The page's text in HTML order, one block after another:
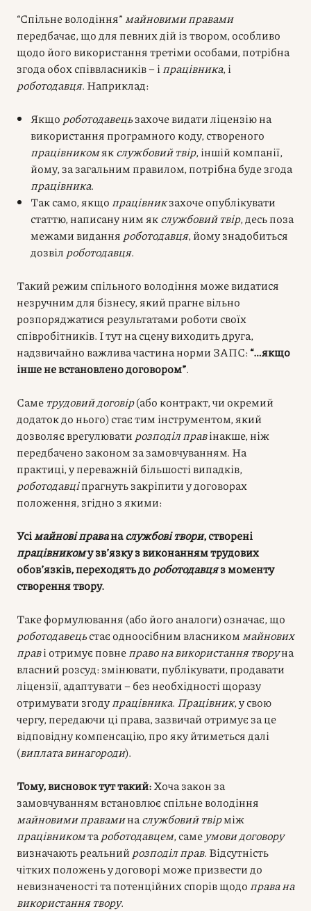
“Спільне володіння” майновими правами
передбачає, що для певних дій із твором, особливо
щодо його використання третіми особами, потрібна
згода обох співвласників – і працівника, і
роботодавця. Наприклад:
Якщо роботодавецьзахоче видати ліцензію на
використання програмного коду, створеного
працівникомякслужбовий твір, іншій компанії,
йому, за загальним правилом, потрібна буде згода
працівника.
Так само, якщо працівникзахоче опублікувати
статтю, написану ним якслужбовий твір, десь поза
межами видання роботодавця, йому знадобиться
дозвіл роботодавця.
Такий режим спільного володіння може видатися
незручним для бізнесу, який прагне вільно
розпоряджатися результатами роботи своїх
співробітників. І тут на сцену виходить друга,
надзвичайно важлива частина норми ЗАПС:“…якщо
інше не встановлено договором”.
Саме трудовий договір(або контракт, чи окремий
додаток до нього) стає тим інструментом, який
дозволяє врегулювати розподіл правінакше, ніж
передбачено законом за замовчуванням. На
практиці, у переважній більшості випадків,
роботодавціпрагнуть закріпити у договорах
положення, згідно з якими:
Усімайнові праванаслужбові твори, створені
працівникому зв’язку з виконанням трудових
обов’язків, переходять до роботодавцяз моменту
створення твору.
Таке формулювання (або його аналоги) означає, що
роботодавецьстає одноосібним власником майнових
праві отримує повне право на використання творуна
власний розсуд: змінювати, публікувати, продавати
ліцензії, адаптувати – без необхідності щоразу
отримувати згоду працівника. Працівник, у свою
чергу, передаючи ці права, зазвичай отримує за це
відповідну компенсацію, про яку йтиметься далі
(виплата винагороди).
Тому, висновок тут такий:Хоча закон за
замовчуванням встановлює спільне володіння
майновими праваминаслужбовий твірміж
працівникомта роботодавцем, саме умови договору
визначають реальний розподіл прав. Відсутність
чітких положень у договорі може призвести до
невизначеності та потенційних спорів щодо права на
використання твору.